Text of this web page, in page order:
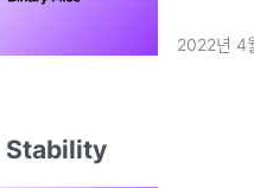
2022년 4
Stability